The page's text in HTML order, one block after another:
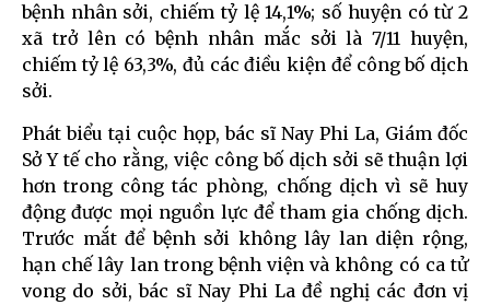
bệnh nhân sởi, chiếm tỷ lệ 14,1%; số huyện có từ 2
xã trở lên có bệnh nhân mắc sởi là 7/11 huyện,
chiếm tỷ lệ 63,3%, đủ các điều kiện để công bố dịch
sởi.
Phát biểu tại cuộc họp, bác sĩ Nay Phi La, Giám đốc
Sở Y tế cho rằng, việc công bố dịch sởi sẽ thuận lợi
hơn trong công tác phòng, chống dịch vì sẽ huy
động được mọi nguồn lực để tham gia chống dịch.
Trước mắt để bệnh sởi không lây lan diện rộng,
hạn chế lây lan trong bệnh viện và không có ca tử
vong do sởi, bác sĩ Nay Phi La đề nghị các đơn vị